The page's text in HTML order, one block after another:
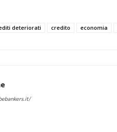
deteriorati credito economia